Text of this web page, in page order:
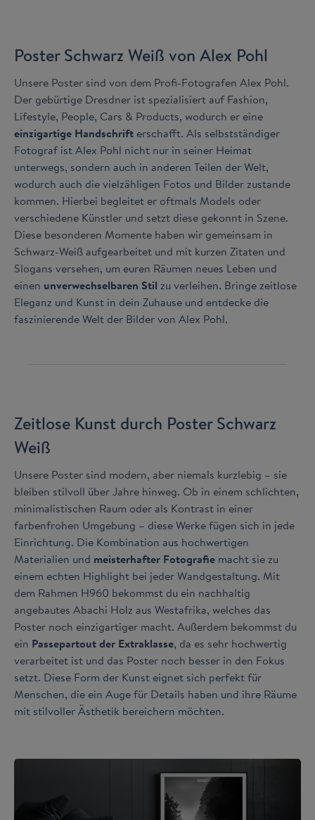
Poster Schwarz Weiß von Alex Pohl
Unsere Poster sind von dem Profi-Fotografen Alex Pohl.
Der gebürtige Dresdner ist spezialisiert auf Fashion,
Lifestyle, People, Cars & Products, wodurch er eine
einzigartige Handschrift erschafft. Als selbstständiger
Fotograf ist Alex Pohl nicht nur in seiner Heimat
unterwegs, sondern auch in anderen Teilen der Welt,
wodurch auch die vielzähligen Fotos und Bilder zustande
kommen. Hierbei begleitet er oftmals Models oder
verschiedene Künstler und setzt diese gekonnt in Szene.
Diese besonderen Momente haben wir gemeinsam in
Schwarz-Weiß aufgearbeitet und mit kurzen Zitaten und
Slogans versehen, um euren Räumen neues Leben und
einen unverwechselbaren Stil zu verleihen. Bringe zeitlose
Eleganz und Kunst in dein Zuhause und entdecke die
faszinierende Welt der Bilder von Alex Pohl.
Zeitlose Kunst durch Poster Schwarz
Weiß
Unsere Poster sind modern, aber niemals kurzlebig – sie
bleiben stilvoll über Jahre hinweg. Ob in einem schlichten,
minimalistischen Raum oder als Kontrast in einer
farbenfrohen Umgebung – diese Werke fügen sich in jede
Einrichtung. Die Kombination aus hochwertigen
Materialien und meisterhafter Fotografie macht sie zu
einem echten Highlight bei jeder Wandgestaltung. Mit
dem Rahmen H960 bekommst du ein nachhaltig
angebautes Abachi Holz aus Westafrika, welches das
Poster noch einzigartiger macht. Außerdem bekommst du
ein Passepartout der Extraklasse, da es sehr hochwertig
verarbeitet ist und das Poster noch besser in den Fokus
setzt. Diese Form der Kunst eignet sich perfekt für
Menschen, die ein Auge für Details haben und ihre Räume
mit stilvoller Ästhetik bereichern möchten.